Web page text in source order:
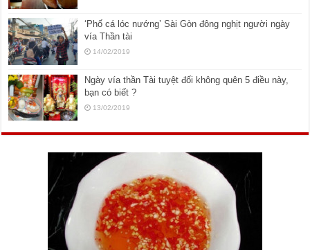
‘Phố cá lóc nướng’ Sài Gòn đông nghịt người ngày
vía Thần tài
14/02/2019
Ngày vía thần Tài tuyệt đối không quên 5 điều này,
bạn có biết ?
13/02/2019